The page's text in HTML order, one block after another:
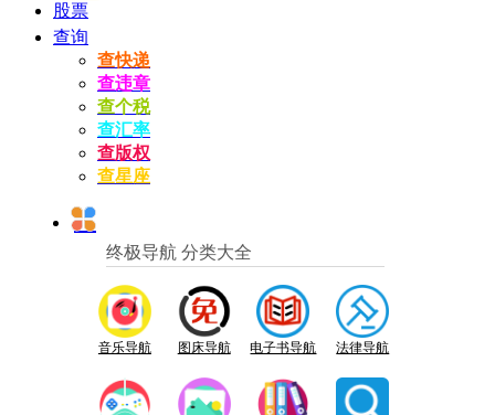
股票
查询
查快递
查违章
查个税
查汇率
查版权
查星座
终极导航 分类大全
音乐导航 图床导航 电子书导航 法律导航